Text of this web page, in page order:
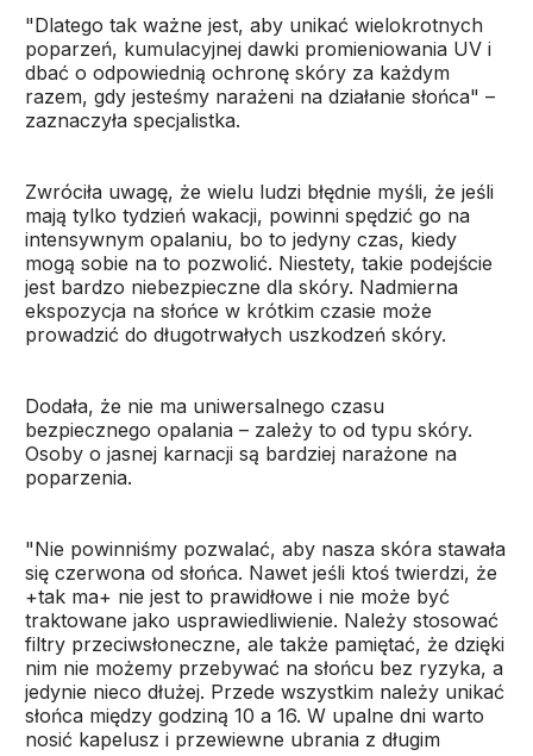
"Dlatego tak ważne jest, aby unikać wielokrotnych
poparzeń, kumulacyjnej dawki promieniowania UV i
dbać o odpowiednią ochronę skóry za każdym
razem, gdy jesteśmy narażeni na działanie słońca" –
zaznaczyła specjalistka.
Zwróciła uwagę, że wielu ludzi błędnie myśli, że jeśli
mają tylko tydzień wakacji, powinni spędzić go na
intensywnym opalaniu, bo to jedyny czas, kiedy
mogą sobie na to pozwolić. Niestety, takie podejście
jest bardzo niebezpieczne dla skóry. Nadmierna
ekspozycja na słońce w krótkim czasie może
prowadzić do długotrwałych uszkodzeń skóry.
Dodała, że nie ma uniwersalnego czasu
bezpiecznego opalania – zależy to od typu skóry.
Osoby o jasnej karnacji są bardziej narażone na
poparzenia.
"Nie powinniśmy pozwalać, aby nasza skóra stawała
się czerwona od słońca. Nawet jeśli ktoś twierdzi, że
+tak ma+ nie jest to prawidłowe i nie może być
traktowane jako usprawiedliwienie. Należy stosować
filtry przeciwsłoneczne, ale także pamiętać, że dzięki
nim nie możemy przebywać na słońcu bez ryzyka, a
jedynie nieco dłużej. Przede wszystkim należy unikać
słońca między godziną 10 a 16. W upalne dni warto
nosić kapelusz i przewiewne ubrania z długim